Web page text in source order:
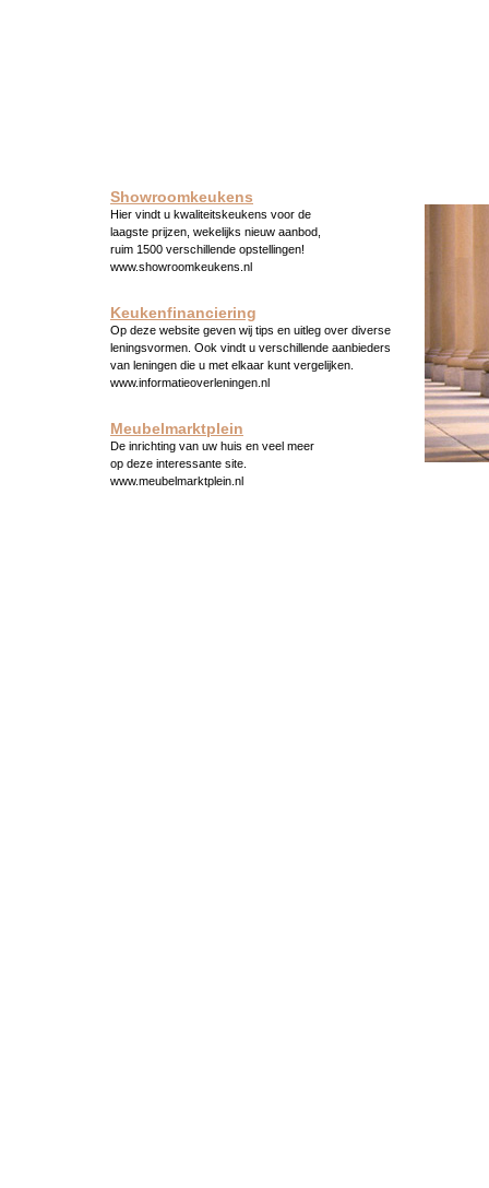
Showroomkeukens
Hier vindt u kwaliteitskeukens voor de
laagste prijzen, wekelijks nieuw aanbod,
ruim 1500 verschillende opstellingen!
www.showroomkeukens.nl
Keukenfinanciering
Op deze website geven wij tips en uitleg over diverse
leningsvormen. Ook vindt u verschillende aanbieders
van leningen die u met elkaar kunt vergelijken.
www.informatieoverleningen.nl
Meubelmarktplein
De inrichting van uw huis en veel meer
op deze interessante site.
www.meubelmarktplein.nl